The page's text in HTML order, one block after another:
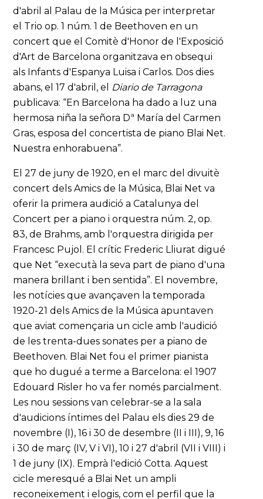
d'abril al Palau de la Música per interpretar
el Trio op. 1 núm. 1 de Beethoven en un
concert que el Comitè d'Honor de l'Exposició
d'Art de Barcelona organitzava en obsequi
als Infants d'Espanya Luisa i Carlos. Dos dies
abans, el 17 d'abril, el Diario de Tarragona
publicava: “En Barcelona ha dado a luz una
hermosa niña la señora Dª María del Carmen
Gras, esposa del concertista de piano Blai Net.
Nuestra enhorabuena”.
El 27 de juny de 1920, en el marc del divuitè
concert dels Amics de la Música, Blai Net va
oferir la primera audició a Catalunya del
Concert per a piano i orquestra núm. 2, op.
83, de Brahms, amb l'orquestra dirigida per
Francesc Pujol. El crític Frederic Lliurat digué
que Net “executà la seva part de piano d'una
manera brillant i ben sentida”. El novembre,
les notícies que avançaven la temporada
1920-21 dels Amics de la Música apuntaven
que aviat començaria un cicle amb l'audició
de les trenta-dues sonates per a piano de
Beethoven. Blai Net fou el primer pianista
que ho dugué a terme a Barcelona: el 1907
Edouard Risler ho va fer només parcialment.
Les nou sessions van celebrar-se a la sala
d'audicions íntimes del Palau els dies 29 de
novembre (I), 16 i 30 de desembre (II i III), 9, 16
i 30 de març (IV, V i VI), 10 i 27 d'abril (VII i VIII) i
1 de juny (IX). Emprà l'edició Cotta. Aquest
cicle meresqué a Blai Net un ampli
reconeixement i elogis, com el perfil que la